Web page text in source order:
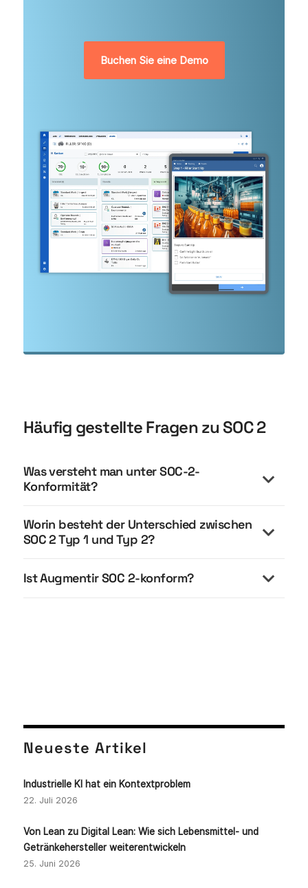
Buchen Sie eine Demo
Häufig gestellte Fragen zu SOC 2
Was versteht man unter SOC-2-
Konformität?
Worin besteht der Unterschied zwischen
SOC 2 Typ 1 und Typ 2?
Ist Augmentir SOC 2-konform?
Neueste Artikel
Industrielle KI hat ein Kontextproblem
22. Juli 2026
Von Lean zu Digital Lean: Wie sich Lebensmittel- und
Getränkehersteller weiterentwickeln
25. Juni 2026